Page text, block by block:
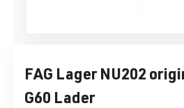
FAG Lager NU202
G60 Lader